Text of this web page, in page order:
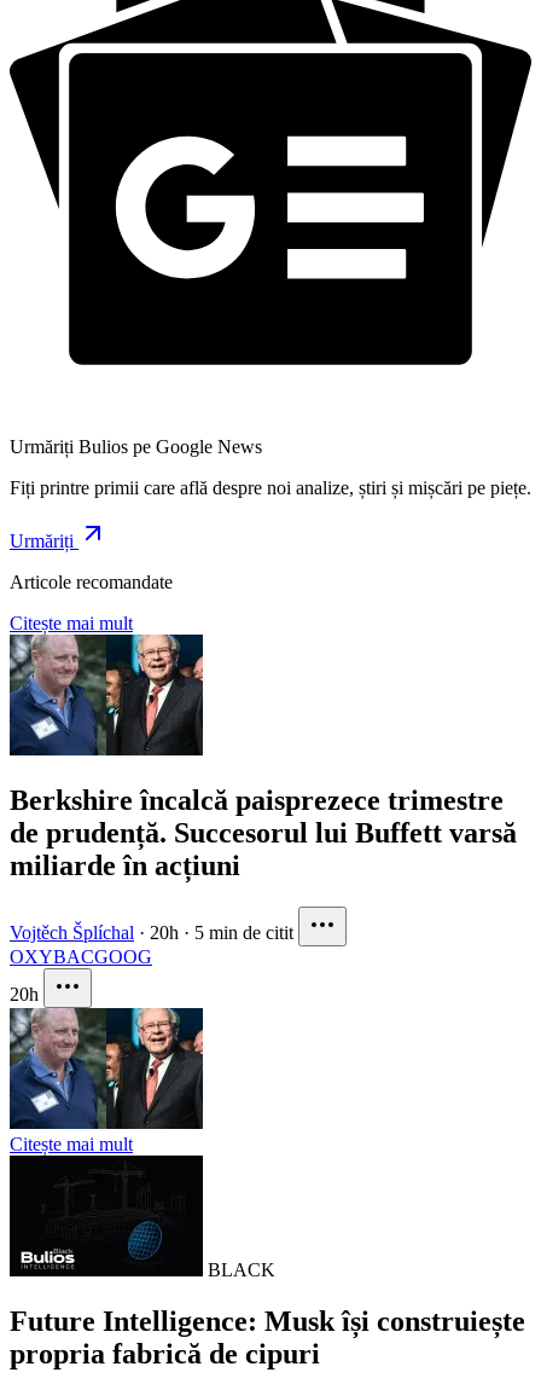
Urmăriți Bulios pe Google News
Fiți printre primii care află despre noi analize, știri și mișcări pe piețe.
Urmăriți
Articole recomandate
Citește mai mult
Berkshire încalcă paisprezece trimestre
de prudență. Succesorul lui Buffett varsă
miliarde în acțiuni
Vojtěch Šplíchal · 20h · 5 min de citit
OXYBACGOOG
20h
Citește mai mult
BLACK
Future Intelligence: Musk își construiește
propria fabrică de cipuri